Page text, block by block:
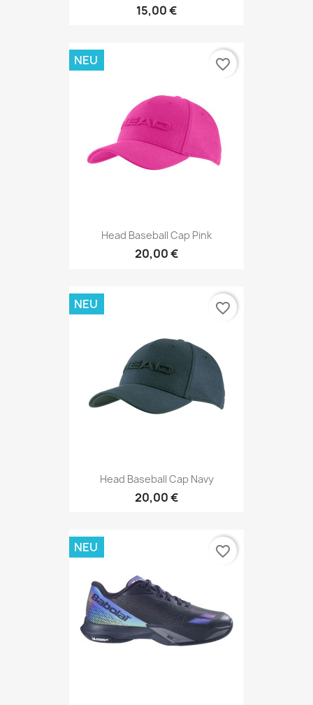
15,00 €
Head Baseball Cap Pink
20,00 €
NEU favorite_border
Head Baseball Cap Navy
20,00 €
NEU favorite_border
NEU favorite_border